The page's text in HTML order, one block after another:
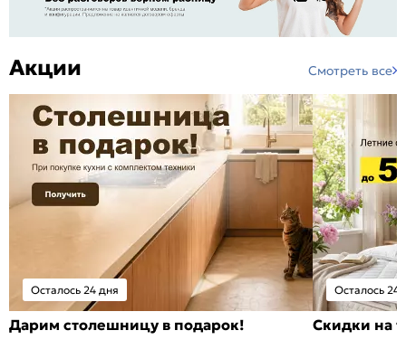
Акции Смотреть все
Осталось 24 дня
Дарим столешницу в подарок!
Осталось 24
Скидки на